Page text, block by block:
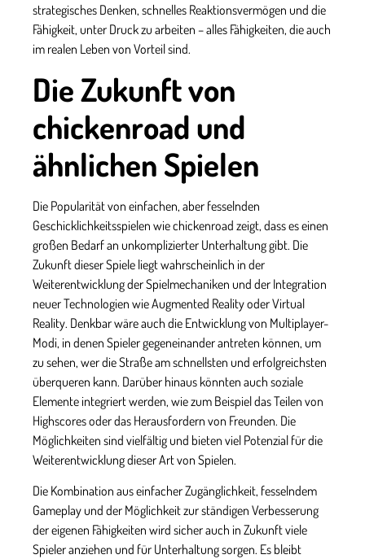
strategisches Denken, schnelles Reaktionsvermögen und die
Fähigkeit, unter Druck zu arbeiten – alles Fähigkeiten, die auch
im realen Leben von Vorteil sind.
Die Zukunft von
chickenroad und
ähnlichen Spielen
Die Popularität von einfachen, aber fesselnden
Geschicklichkeitsspielen wiechickenroad zeigt, dass es einen
großen Bedarf an unkomplizierter Unterhaltung gibt. Die
Zukunft dieser Spiele liegt wahrscheinlich in der
Weiterentwicklung der Spielmechaniken und der Integration
neuer Technologien wie Augmented Reality oder Virtual
Reality. Denkbar wäre auch die Entwicklung von Multiplayer-
Modi, in denen Spieler gegeneinander antreten können, um
zu sehen, wer die Straße am schnellsten und erfolgreichsten
überqueren kann. Darüber hinaus könnten auch soziale
Elemente integriert werden, wie zum Beispiel das Teilen von
Highscores oder das Herausfordern von Freunden. Die
Möglichkeiten sind vielfältig und bieten viel Potenzial für die
Weiterentwicklung dieser Art von Spielen.
Die Kombination aus einfacher Zugänglichkeit, fesselndem
Gameplay und der Möglichkeit zur ständigen Verbesserung
der eigenen Fähigkeiten wird sicher auch in Zukunft viele
Spieler anziehen und für Unterhaltung sorgen. Es bleibt